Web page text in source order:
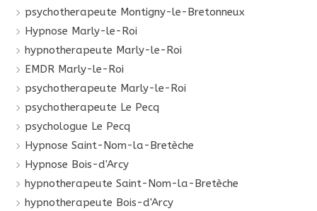
psychotherapeute Montigny-le-Bretonneux
Hypnose Marly-le-Roi
hypnotherapeute Marly-le-Roi
EMDR Marly-le-Roi
psychotherapeute Marly-le-Roi
psychotherapeute Le Pecq
psychologue Le Pecq
Hypnose Saint-Nom-la-Bretèche
Hypnose Bois-d'Arcy
hypnotherapeute Saint-Nom-la-Bretèche
hypnotherapeute Bois-d'Arcy